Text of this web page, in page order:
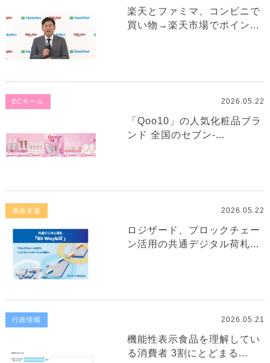
楽天とファミマ、コンビニで
買い物→楽天市場でポイン...
ECモール 2026.05.22
「Qoo10」の人気化粧品ブラ
ンド 全国のセブン‐...
通販支援 2026.05.22
ロジザード、ブロックチェー
ン活用の共通デジタル荷札...
行政情報 2026.05.21
機能性表示食品を理解してい
る消費者 3割にとどまる...